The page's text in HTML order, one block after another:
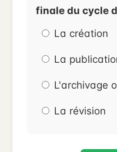
finale du cycle
La création
La
L'archivage
La révision